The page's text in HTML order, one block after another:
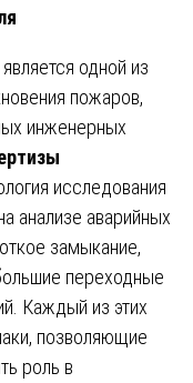
одной из
пожаров,
инженерных
исследования
анализе аварийных
замыкание,
переходные
Каждый из этих
позволяющие
роль в